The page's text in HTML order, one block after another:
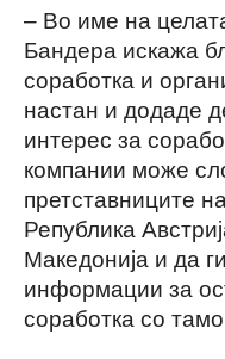
– Во име на
Бандера искажа
соработка и
настан и додаде
интерес за
компании може
претставниците
Република
Македонија и да
информации за
соработка со